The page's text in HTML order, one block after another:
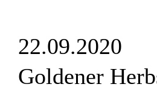
22.09.2020
Goldener